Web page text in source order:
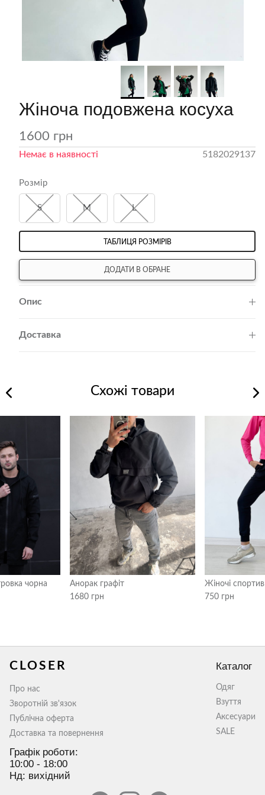
Чоловіча класична біла
сорочка
Жіноча подовжена косуха
1600 грн
Немає в наявності 5182029137
Розмір
S M L
ТАБЛИЦЯ РОЗМІРІВ
ДОДАТИ В ОБРАНЕ
Опис
Доставка
Схожі товари
чорна
Анорак графіт
1680 грн
Жіночі
750 грн
CLOSER
Про нас
Зворотній зв'язок
Публічна оферта
Доставка та повернення
Графік роботи:
10:00 - 18:00
Нд: вихідний
Каталог
Одяг
Взуття
Аксесуари
SALE